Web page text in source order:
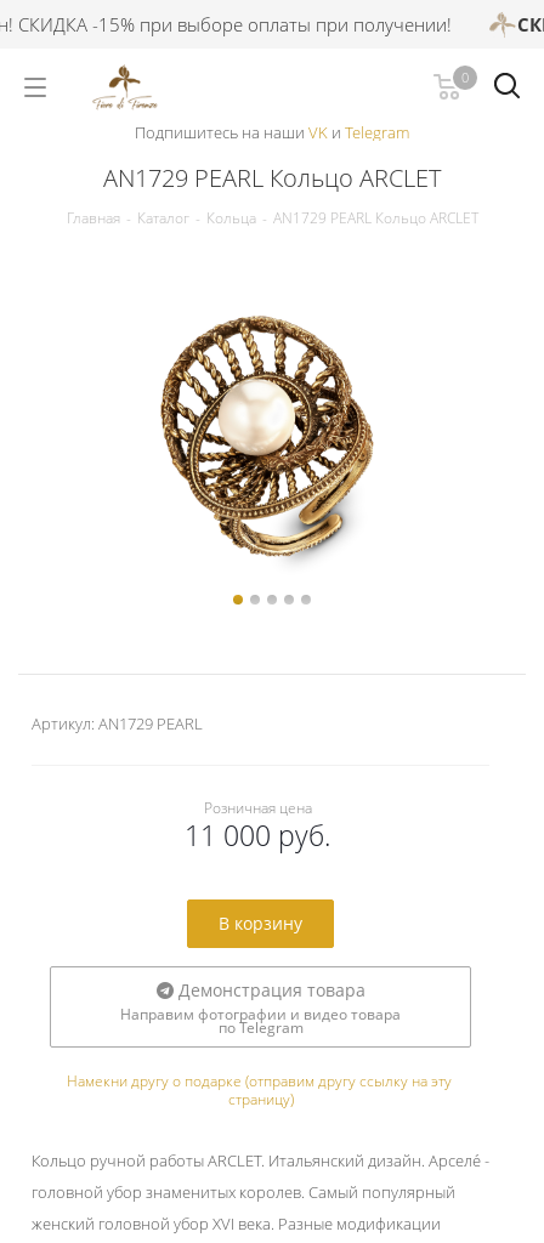
-15% при выборе оплаты при получении!
0
Подпишитесь на наши VK и Telegram
AN1729 PEARL Кольцо ARCLET
Главная - Каталог - Кольца - AN1729 PEARL Кольцо ARCLET
Артикул: AN1729 PEARL
Розничная цена
11 000 руб.
В корзину
Демонстрация товара
Направим фотографии и видео товара
по Telegram
Намекни другу о подарке (отправим другу ссылку на эту
страницу)
Кольцо ручной работы ARCLET. Итальянский дизайн. Арселе́ -
головной убор знаменитых королев. Самый популярный
женский головной убор XVI века. Разные модификации